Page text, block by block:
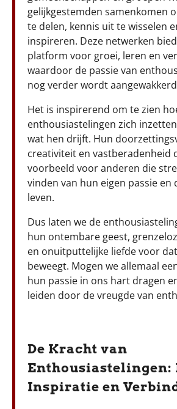
gelijkgestemden samenkomen
te delen, kennis uit te wisselen
inspireren. Deze netwerken
platform voor groei, leren en
waardoor de passie van
nog verder wordt
Het is inspirerend om te zien
enthousiastelingen zich
wat hen drijft. Hun
creativiteit en vastberadenheid
voorbeeld voor anderen die
vinden van hun eigen passie en
leven.
Dus laten we de
hun ontembare geest,
en onuitputtelijke liefde voor
beweegt. Mogen we allemaal
hun passie in ons hart dragen
leiden door de vreugde van
De Kracht van
Enthousiastelingen:
Inspiratie en